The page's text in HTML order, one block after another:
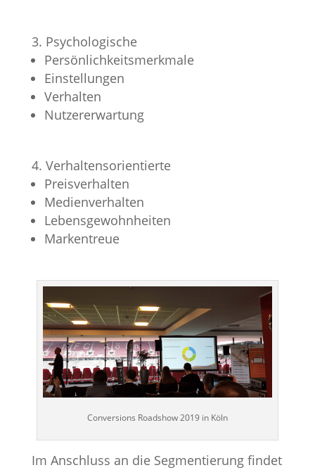
Psychologische
Persönlichkeitsmerkmale
Einstellungen
Verhalten
Nutzererwartung
Verhaltensorientierte
Preisverhalten
Medienverhalten
Lebensgewohnheiten
Markentreue
Conversions Roadshow 2019 in Köln
Im Anschluss an die Segmentierung findet